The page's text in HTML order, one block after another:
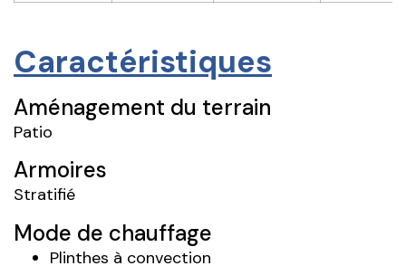
Caractéristiques
Aménagement du terrain
Patio
Armoires
Stratifié
Mode de chauffage
Plinthes à convection